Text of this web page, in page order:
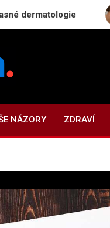
NÁZORY ZDRAVÍ